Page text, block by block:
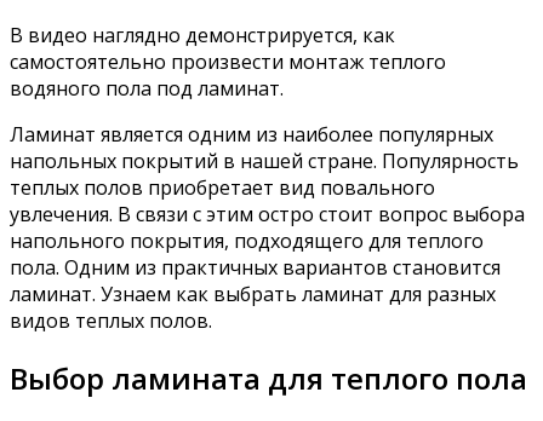
В видео наглядно демонстрируется, как
самостоятельно произвести монтаж теплого
водяного пола под ламинат.
Ламинат является одним из наиболее популярных
напольных покрытий в нашей стране. Популярность
теплых полов приобретает вид повального
увлечения. В связи с этим остро стоит вопрос выбора
напольного покрытия, подходящего для теплого
пола. Одним из практичных вариантов становится
ламинат. Узнаем как выбрать ламинат для разных
видов теплых полов.
Выбор ламината для теплого пола